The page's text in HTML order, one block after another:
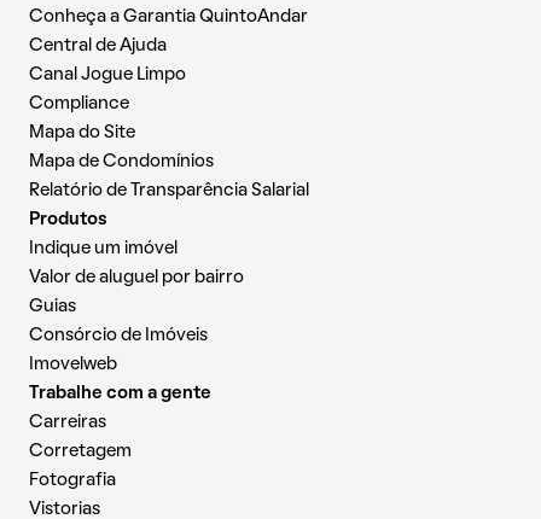
Conheça a Garantia QuintoAndar
Central de Ajuda
Canal Jogue Limpo
Compliance
Mapa do Site
Mapa de Condomínios
Relatório de Transparência Salarial
Produtos
Indique um imóvel
Valor de aluguel por bairro
Guias
Consórcio de Imóveis
Imovelweb
Trabalhe com a gente
Carreiras
Corretagem
Fotografia
Vistorias